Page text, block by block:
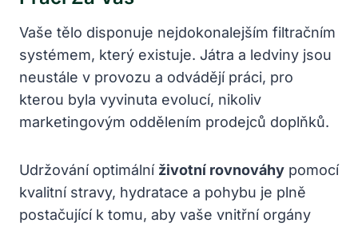
Vaše tělo disponuje nejdokonalejším filtračním
systémem, který existuje. Játra a ledviny jsou
neustále v provozu a odvádějí práci, pro
kterou byla vyvinuta evolucí, nikoliv
marketingovým oddělením prodejců doplňků.
Udržování optimální životní rovnováhy pomocí
kvalitní stravy, hydratace a pohybu je plně
postačující k tomu, aby vaše vnitřní orgány